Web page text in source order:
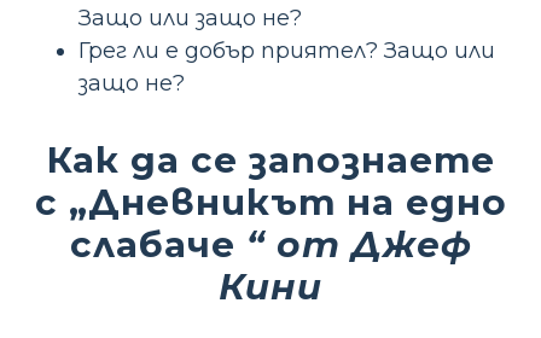
Защо или защо не?
Грег ли е добър приятел? Защо или
защо не?
Как да се запознаете
с „Дневникът на едно
слабаче “ от Джеф
Кини